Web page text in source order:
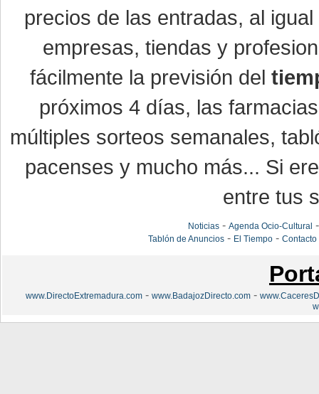
precios de las entradas, al
empresas, tiendas y
fácilmente la previsión del
próximos 4 días, las
múltiples sorteos semanales,
pacenses y mucho más... Si
entre tus
Noticias- Agenda Ocio-Cultural
Tablón de Anuncios- El Tiempo- Contacto
www.DirectoExtremadura.com - www.BadajozDirecto.com -